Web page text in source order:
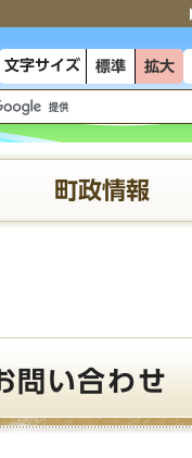
文字サイズ 標準 拡大
町政情報
問い合わせ